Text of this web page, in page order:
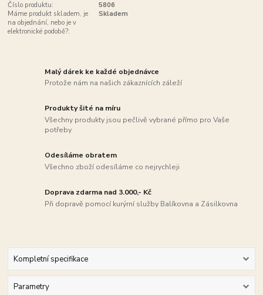
Číslo produktu:
5806
Máme produkt skladem, je
na objednání, nebo je v
elektronické podobě?:
Skladem
Malý dárek ke každé objednávce
Protože nám na našich zákaznících záleží
Produkty šité na míru
Všechny produkty jsou pečlivě vybrané přímo pro Vaše
potřeby
Odesíláme obratem
Všechno zboží odesíláme co nejrychleji
Doprava zdarma nad 3.000,- Kč
Při dopravě pomocí kurýrní služby Balíkovna a Zásilkovna
Kompletní specifikace
Parametry